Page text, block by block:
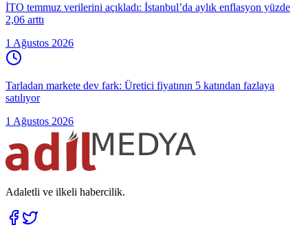
İTO temmuz verilerini açıkladı: İstanbul’da aylık enflasyon yüzde
2,06 arttı
1 Ağustos 2026
Tarladan markete dev fark: Üretici fiyatının 5 katından fazlaya
satılıyor
1 Ağustos 2026
Adaletli ve ilkeli habercilik.